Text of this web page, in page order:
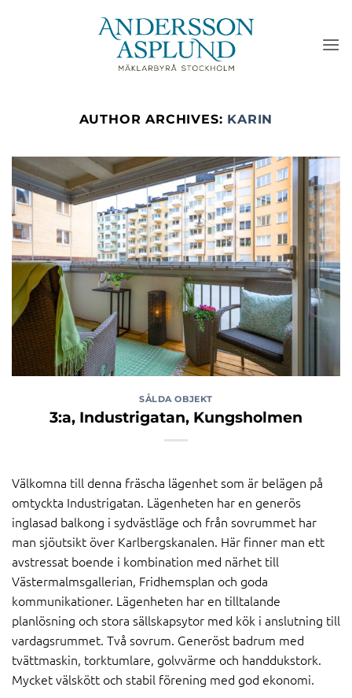
AUTHOR ARCHIVES: KARIN
SÅLDA OBJEKT
3:a, Industrigatan, Kungsholmen
Välkomna till denna fräscha lägenhet som är belägen på
omtyckta Industrigatan. Lägenheten har en generös
inglasad balkong i sydvästläge och från sovrummet har
man sjöutsikt över Karlbergskanalen. Här finner man ett
avstressat boende i kombination med närhet till
Västermalmsgallerian, Fridhemsplan och goda
kommunikationer. Lägenheten har en tilltalande
planlösning och stora sällskapsytor med kök i anslutning till
vardagsrummet. Två sovrum. Generöst badrum med
tvättmaskin, torktumlare, golvvärme och handdukstork.
Mycket välskött och stabil förening med god ekonomi.